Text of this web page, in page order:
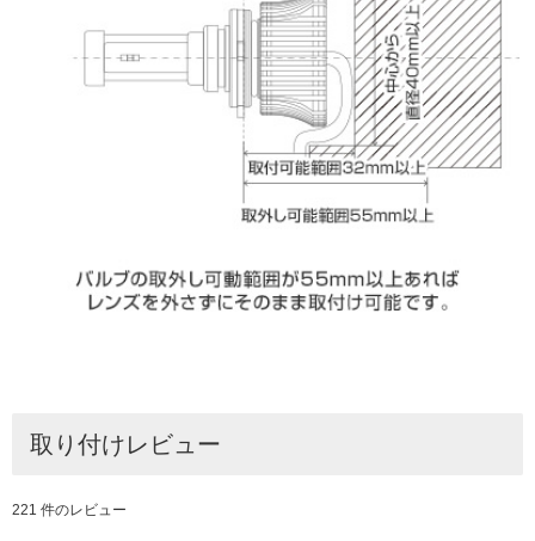
取り付けレビュー
221 件のレビュー